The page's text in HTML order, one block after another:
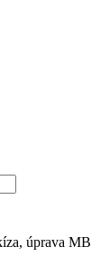
úprava MB